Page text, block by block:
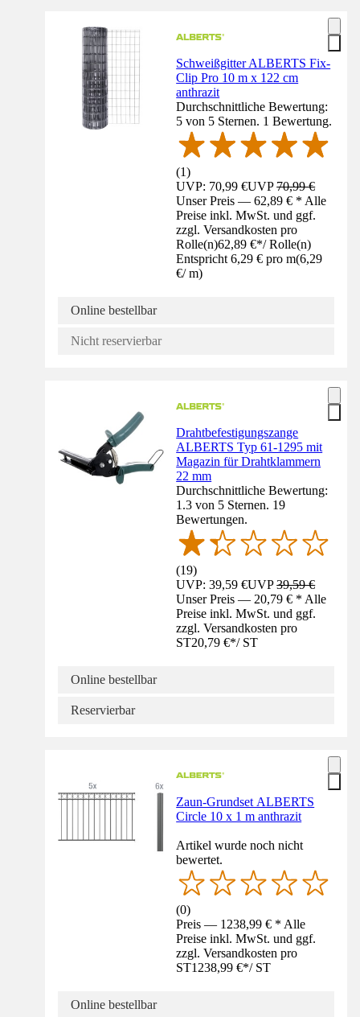
Schweißgitter ALBERTS Fix-
Clip Pro 10 m x 122 cm
anthrazit
Durchschnittliche Bewertung:
5 von 5 Sternen. 1 Bewertung.
(1)
UVP: 70,99 €UVP70,99 €
Unser Preis — 62,89 € * Alle
Preise inkl. MwSt. und ggf.
zzgl. Versandkosten pro
Rolle(n)62,89 €*/ Rolle(n)
Entspricht 6,29 € pro m(6,29
€/ m)
Online bestellbar
Nicht reservierbar
Drahtbefestigungszange
ALBERTS Typ 61-1295 mit
Magazin für Drahtklammern
22 mm
Durchschnittliche Bewertung:
1.3 von 5 Sternen. 19
Bewertungen.
(19)
UVP: 39,59 €UVP39,59 €
Unser Preis — 20,79 € * Alle
Preise inkl. MwSt. und ggf.
zzgl. Versandkosten pro
ST20,79 €*/ ST
Online bestellbar
Reservierbar
Zaun-Grundset ALBERTS
Circle 10 x 1 m anthrazit
Artikel wurde noch nicht
bewertet.
(0)
Preis — 1238,99 € * Alle
Preise inkl. MwSt. und ggf.
zzgl. Versandkosten pro
ST1238,99 €*/ ST
Online bestellbar